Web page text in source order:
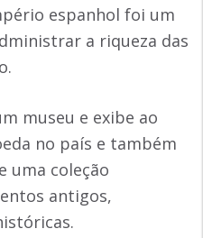
espanhol foi um
a riqueza das
museu e exibe ao
no país e também
uma coleção
antigos,